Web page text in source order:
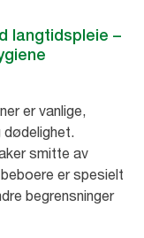
langtidspleie –
er vanlige,
smitte av
er spesielt
begrensninger